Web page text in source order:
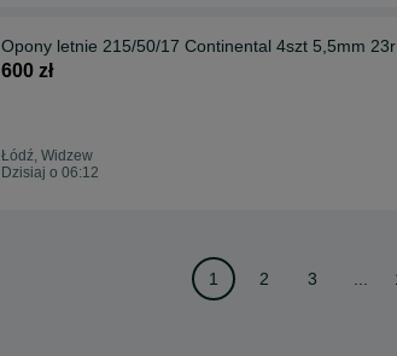
Opony letnie 215/50/17 Continental 4szt 5,5mm 23r
600 zł
Łódź, Widzew
Dzisiaj o 06:12
1 2 3